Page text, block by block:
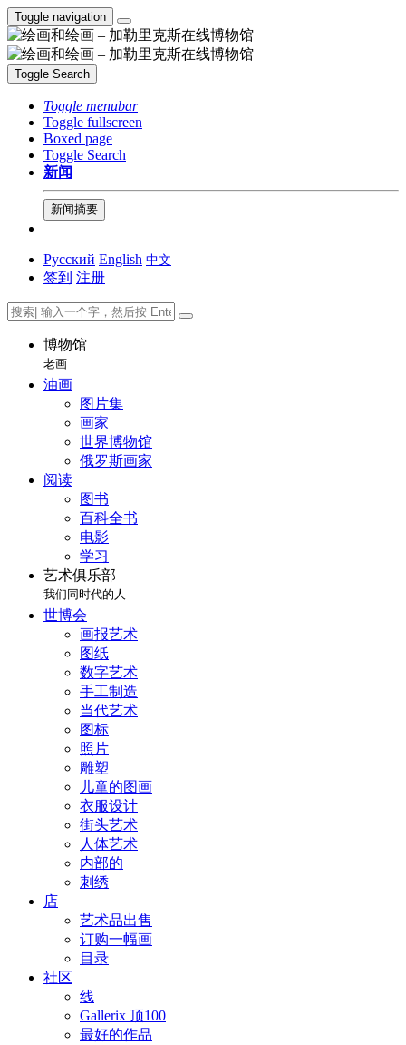
Toggle navigation
Toggle Search
Toggle menubar
Toggle fullscreen
Boxed page
Toggle Search
新闻
新闻摘要
Русский English 中文
签到 注册
博物馆
老画
油画
图片集
画家
世界博物馆
俄罗斯画家
阅读
图书
百科全书
电影
学习
艺术俱乐部
我们同时代的人
世博会
画报艺术
图纸
数字艺术
手工制造
当代艺术
图标
照片
雕塑
儿童的图画
衣服设计
街头艺术
人体艺术
内部的
刺绣
店
艺术品出售
订购一幅画
目录
社区
线
Gallerix 顶100
最好的作品